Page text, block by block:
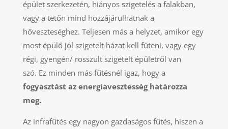
épület szerkezetén, hiányos szigetelés a falakban,
vagy a tetőn mind hozzájárulhatnak a
hőveszteséghez. Teljesen más a helyzet, amikor egy
most épülő jól szigetelt házat kell fűteni, vagy egy
régi, gyengén/ rosszult szigetelt épületről van
szó. Ez minden más fűtésnél igaz, hogy a
fogyasztást az energiavesztesség határozza
meg.
Az infrafűtés egy nagyon gazdaságos fűtés, hiszen a